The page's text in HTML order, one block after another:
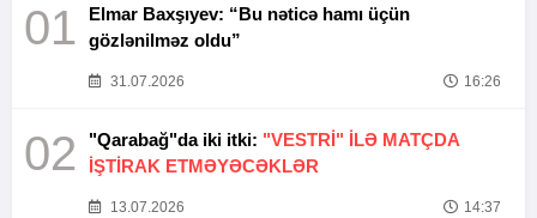
01
Elmar Baxşıyev: “Bu nəticə hamı üçün
gözlənilməz oldu”
31.07.2026 16:26
02 "Qarabağ"da iki itki: "VESTRİ" İLƏ MATÇDA
İŞTİRAK ETMƏYƏCƏKLƏR
13.07.2026 14:37